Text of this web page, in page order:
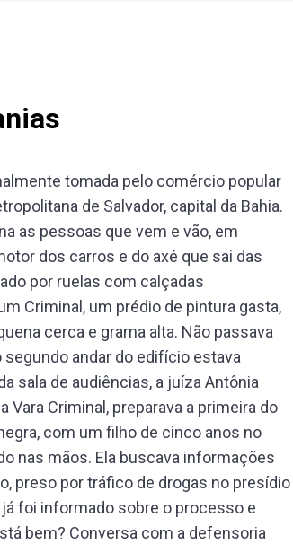
tomada pelo comércio popular
de Salvador, capital da Bahia.
as pessoas que vem e vão, em
dos carros e do axé que sai das
por ruelas com calçadas
Criminal, um prédio de pintura gasta,
cerca e grama alta. Não passava
segundo andar do edifício estava
sala de audiências, a juíza Antônia
Vara Criminal, preparava a primeira do
com um filho de cinco anos no
nas mãos. Ela buscava informações
preso por tráfico de drogas no presídio
já foi informado sobre o processo e
bem? Conversa com a defensoria